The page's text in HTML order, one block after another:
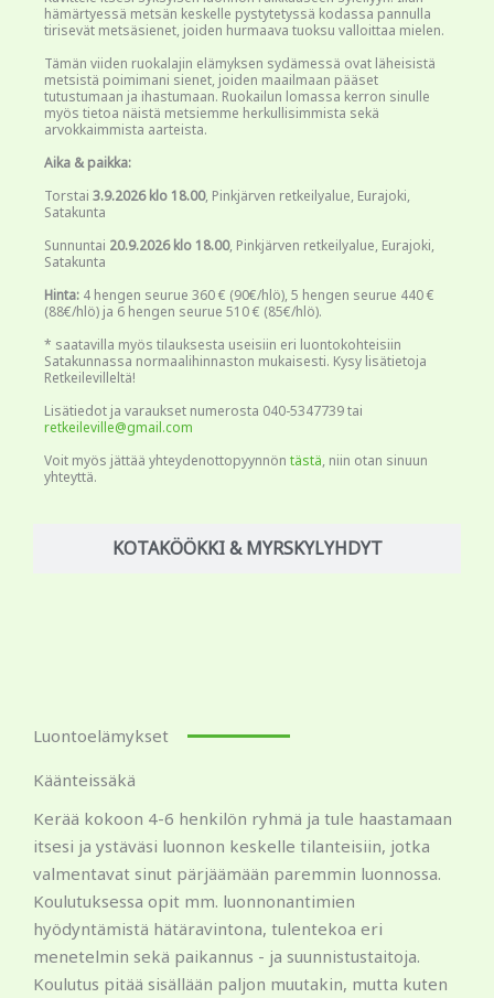
KOTAKÖÖKKI & MYRSKYLYHDYT
hämärtyessä metsän keskelle pystytetyssä kodassa pannulla
tirisevät metsäsienet, joiden hurmaava tuoksu valloittaa mielen.
Tämän viiden ruokalajin elämyksen sydämessä ovat läheisistä
metsistä poimimani sienet, joiden maailmaan pääset
tutustumaan ja ihastumaan. Ruokailun lomassa kerron sinulle
myös tietoa näistä metsiemme herkullisimmista sekä
arvokkaimmista aarteista.
Aika & paikka:
Torstai 3.9.2026 klo 18.00, Pinkjärven retkeilyalue, Eurajoki,
Satakunta
Sunnuntai 20.9.2026 klo 18.00, Pinkjärven retkeilyalue, Eurajoki,
Satakunta
Hinta: 4 hengen seurue 360 € (90€/hlö), 5 hengen seurue 440 €
(88€/hlö) ja 6 hengen seurue 510 € (85€/hlö).
* saatavilla myös tilauksesta useisiin eri luontokohteisiin
Satakunnassa normaalihinnaston mukaisesti. Kysy lisätietoja
Retkeilevilleltä!
Lisätiedot ja varaukset numerosta 040-5347739 tai
retkeileville@gmail.com
Voit myös jättää yhteydenottopyynnön tästä, niin otan sinuun
yhteyttä.
Luontoelämykset
Käänteissäkä
Kerää kokoon 4-6 henkilön ryhmä ja tule haastamaan
itsesi ja ystäväsi luonnon keskelle tilanteisiin, jotka
valmentavat sinut pärjäämään paremmin luonnossa.
Koulutuksessa opit mm. luonnonantimien
hyödyntämistä hätäravintona, tulentekoa eri
menetelmin sekä paikannus - ja suunnistustaitoja.
Koulutus pitää sisällään paljon muutakin, mutta kuten